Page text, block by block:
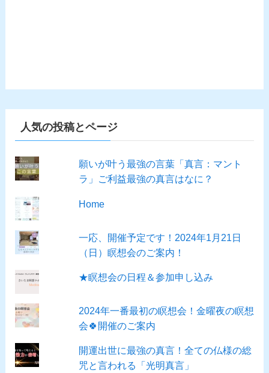
人気の投稿とページ
願いが叶う最強の言葉「真言：マント
ラ」ご利益最強の真言はなに？
Home
一応、開催予定です！2024年1月21日
（日）瞑想会のご案内！
★瞑想会の日程＆参加申し込み
2024年一番最初の瞑想会！金曜夜の瞑想
会🍀開催のご案内
開運出世に最強の真言！全ての仏様の総
咒と言われる「光明真言」